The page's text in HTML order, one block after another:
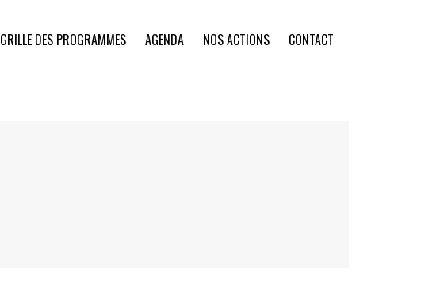
GRILLE DES PROGRAMMES AGENDA NOS ACTIONS CONTACT